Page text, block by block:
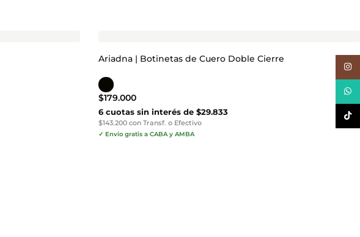
Ariadna | Botinetas de Cuero Doble Cierre
$179.000
6 cuotas sin interés de $29.833
$143.200 con Transf. o Efectivo
✓ Envío gratis a CABA y AMBA